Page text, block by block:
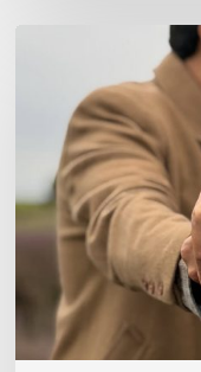
casamento
Lucas